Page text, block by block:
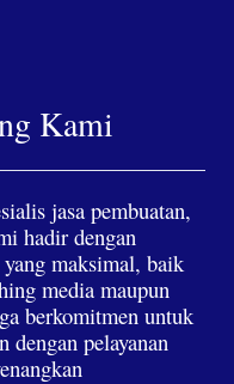
Kami
jasa pembuatan,
hadir dengan
maksimal, baik
media maupun
berkomitmen untuk
dengan pelayanan